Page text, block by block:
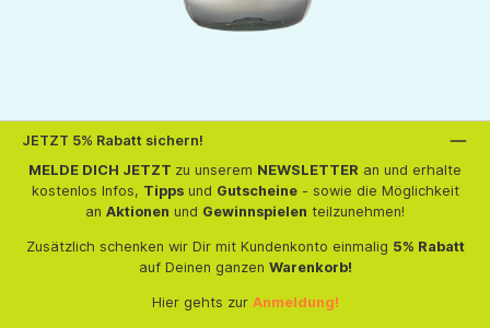
JETZT 5% Rabatt sichern!
MELDE DICH JETZT zu unserem NEWSLETTER an und erhalte
kostenlos Infos, Tippsund Gutscheine- sowie die Möglichkeit
an Aktionen und Gewinnspielen teilzunehmen!
Zusätzlich schenken wir Dir mit Kundenkonto einmalig 5% Rabatt
auf Deinen ganzen Warenkorb!
Hier gehts zur Anmeldung!